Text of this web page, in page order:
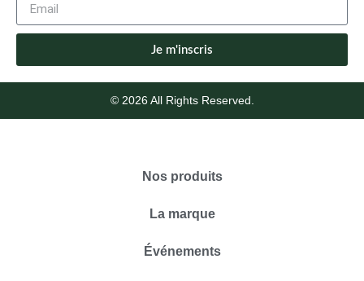
Je m'inscris
© 2026 All Rights Reserved.
Nos produits
La marque
Événements